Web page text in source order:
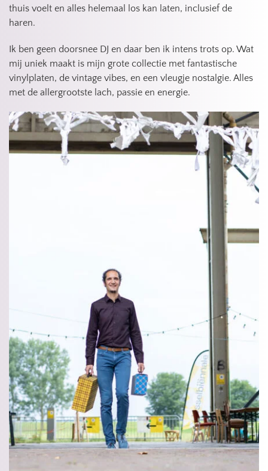
thuis voelt en alles helemaal los kan laten, inclusief de
haren.
Ik ben geen doorsnee DJ en daar ben ik intens trots op. Wat
mij uniek maakt is mijn grote collectie met fantastische
vinylplaten, de vintage vibes, en een vleugje nostalgie. Alles
met de allergrootste lach, passie en energie.